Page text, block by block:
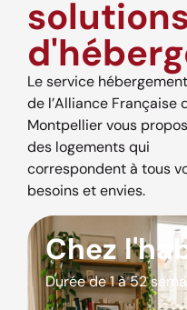
Le service hébergement
de l’Alliance Française
Montpellier vous
des logements qui
correspondent à tous
besoins et envies.
Chez
Durée de 1 à 52